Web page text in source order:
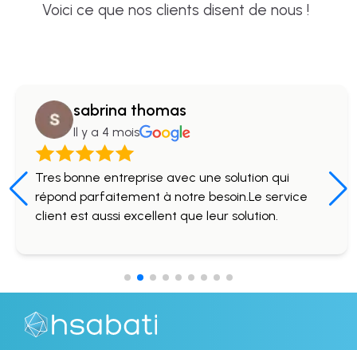
Voici ce que nos clients disent de nous !
sabrina thomas
Il y a 4 mois
Tres bonne entreprise avec une solution qui
répond parfaitement à notre besoin.Le service
client est aussi excellent que leur solution.